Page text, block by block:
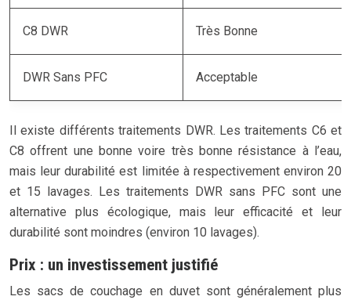
C8 DWR Très Bonne
DWR Sans PFC Acceptable
Il existe différents traitements DWR. Les traitements C6 et
C8 offrent une bonne voire très bonne résistance à l’eau,
mais leur durabilité est limitée à respectivement environ 20
et 15 lavages. Les traitements DWR sans PFC sont une
alternative plus écologique, mais leur efficacité et leur
durabilité sont moindres (environ 10 lavages).
Prix : un investissement justifié
Les sacs de couchage en duvet sont généralement plus